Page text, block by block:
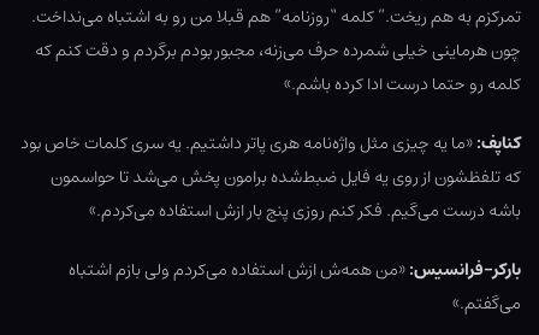
تمرکزم به هم ریخت.” کلمه “روزنامه” هم قبلا من رو به اشتباه می‌نداخت.
چون هرماینی خیلی شمرده حرف می‌زنه، مجبور بودم برگردم و دقت کنم که
کلمه رو حتما درست ادا کرده باشم.»
کناپف:«ما یه چیزی مثل واژه‌نامه هری پاتر داشتیم. یه سری کلمات خاص بود
که تلفظشون از روی یه فایل ضبط‌شده برامون پخش می‌شد تا حواسمون
باشه درست می‌گیم. فکر کنم روزی پنج بار ازش استفاده می‌کردم.»
بارکر-فرانسیس:«من همه‌ش ازش استفاده می‌کردم ولی بازم اشتباه
می‌گفتم.»